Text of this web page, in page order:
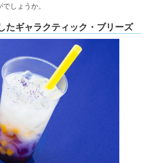
しょうか。
たギャラクティック・ブリーズ